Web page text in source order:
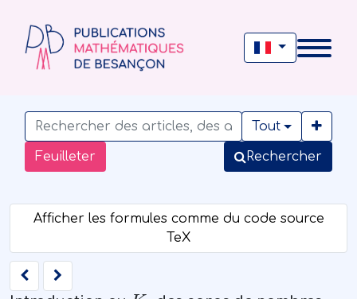
Feuilleter
Tout
Rechercher
K2